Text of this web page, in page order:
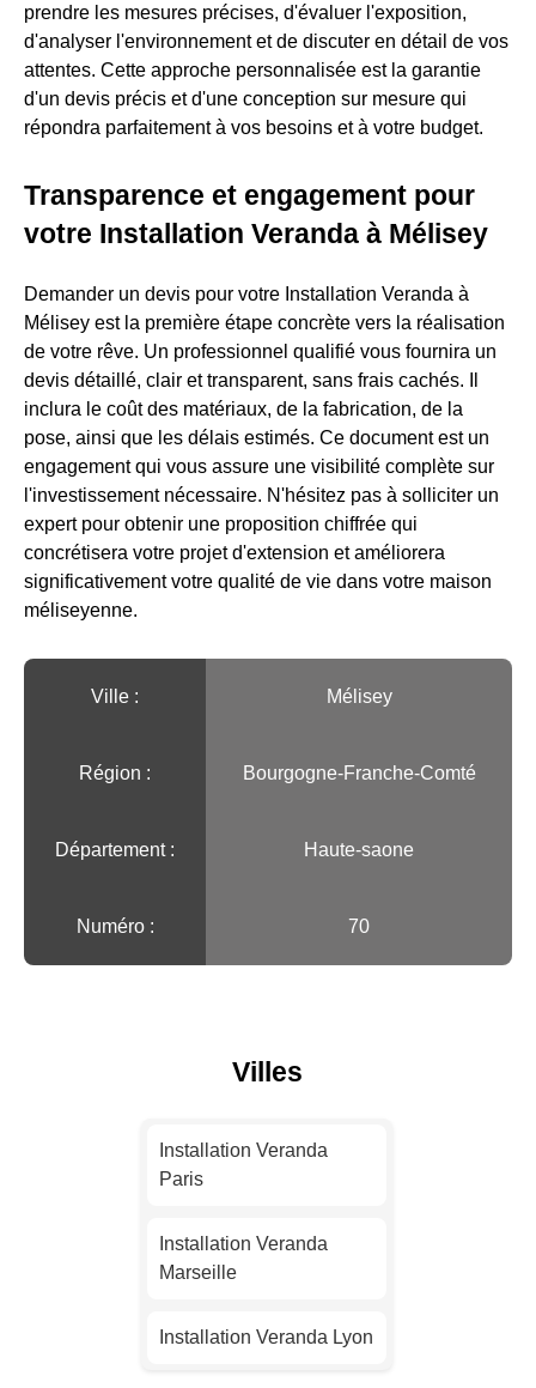
prendre les mesures précises, d'évaluer l'exposition,
d'analyser l'environnement et de discuter en détail de vos
attentes. Cette approche personnalisée est la garantie
d'un devis précis et d'une conception sur mesure qui
répondra parfaitement à vos besoins et à votre budget.
Transparence et engagement pour
votre Installation Veranda à Mélisey
Demander un devis pour votre Installation Veranda à
Mélisey est la première étape concrète vers la réalisation
de votre rêve. Un professionnel qualifié vous fournira un
devis détaillé, clair et transparent, sans frais cachés. Il
inclura le coût des matériaux, de la fabrication, de la
pose, ainsi que les délais estimés. Ce document est un
engagement qui vous assure une visibilité complète sur
l'investissement nécessaire. N'hésitez pas à solliciter un
expert pour obtenir une proposition chiffrée qui
concrétisera votre projet d'extension et améliorera
significativement votre qualité de vie dans votre maison
méliseyenne.
Ville :️ Mélisey
Région :️ Bourgogne-Franche-Comté
Département : Haute-saone
Numéro : 70
Villes
Installation Veranda
Paris
Installation Veranda
Marseille
Installation Veranda Lyon